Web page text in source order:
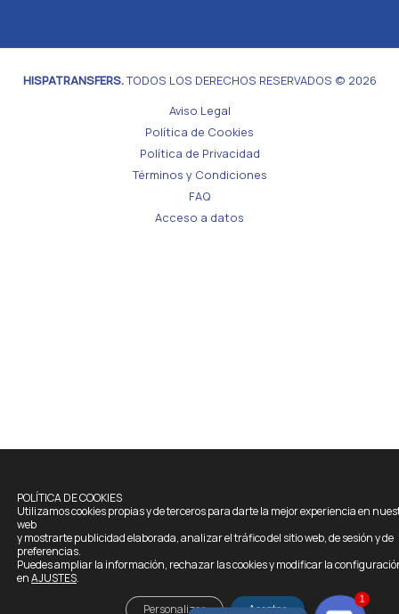
HISPATRANSFERS.TODOS LOS DERECHOS RESERVADOS © 2026
Aviso Legal
Política de Cookies
Política de Privacidad
Términos y Condiciones
FAQ
Acceso a datos
POLÍTICA DE COOKIES
Utilizamos cookies propias y de terceros para darte la mejor experiencia en
web
y mostrarte publicidad elaborada, analizar el tráfico del sitio web, de sesión y de
preferencias.
Puedes ampliar la información, rechazar las cookies y modificar la
enAJUSTES.
Aceptar
Personalizar
1